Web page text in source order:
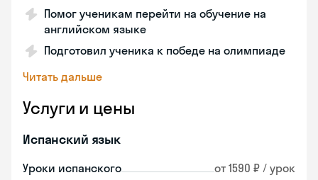
Помог ученикам перейти на обучение на
английском языке
Подготовил ученика к победе на олимпиаде
Читать дальше
Услуги и цены
Испанский язык
Уроки испанского от 1590 ₽ / урок